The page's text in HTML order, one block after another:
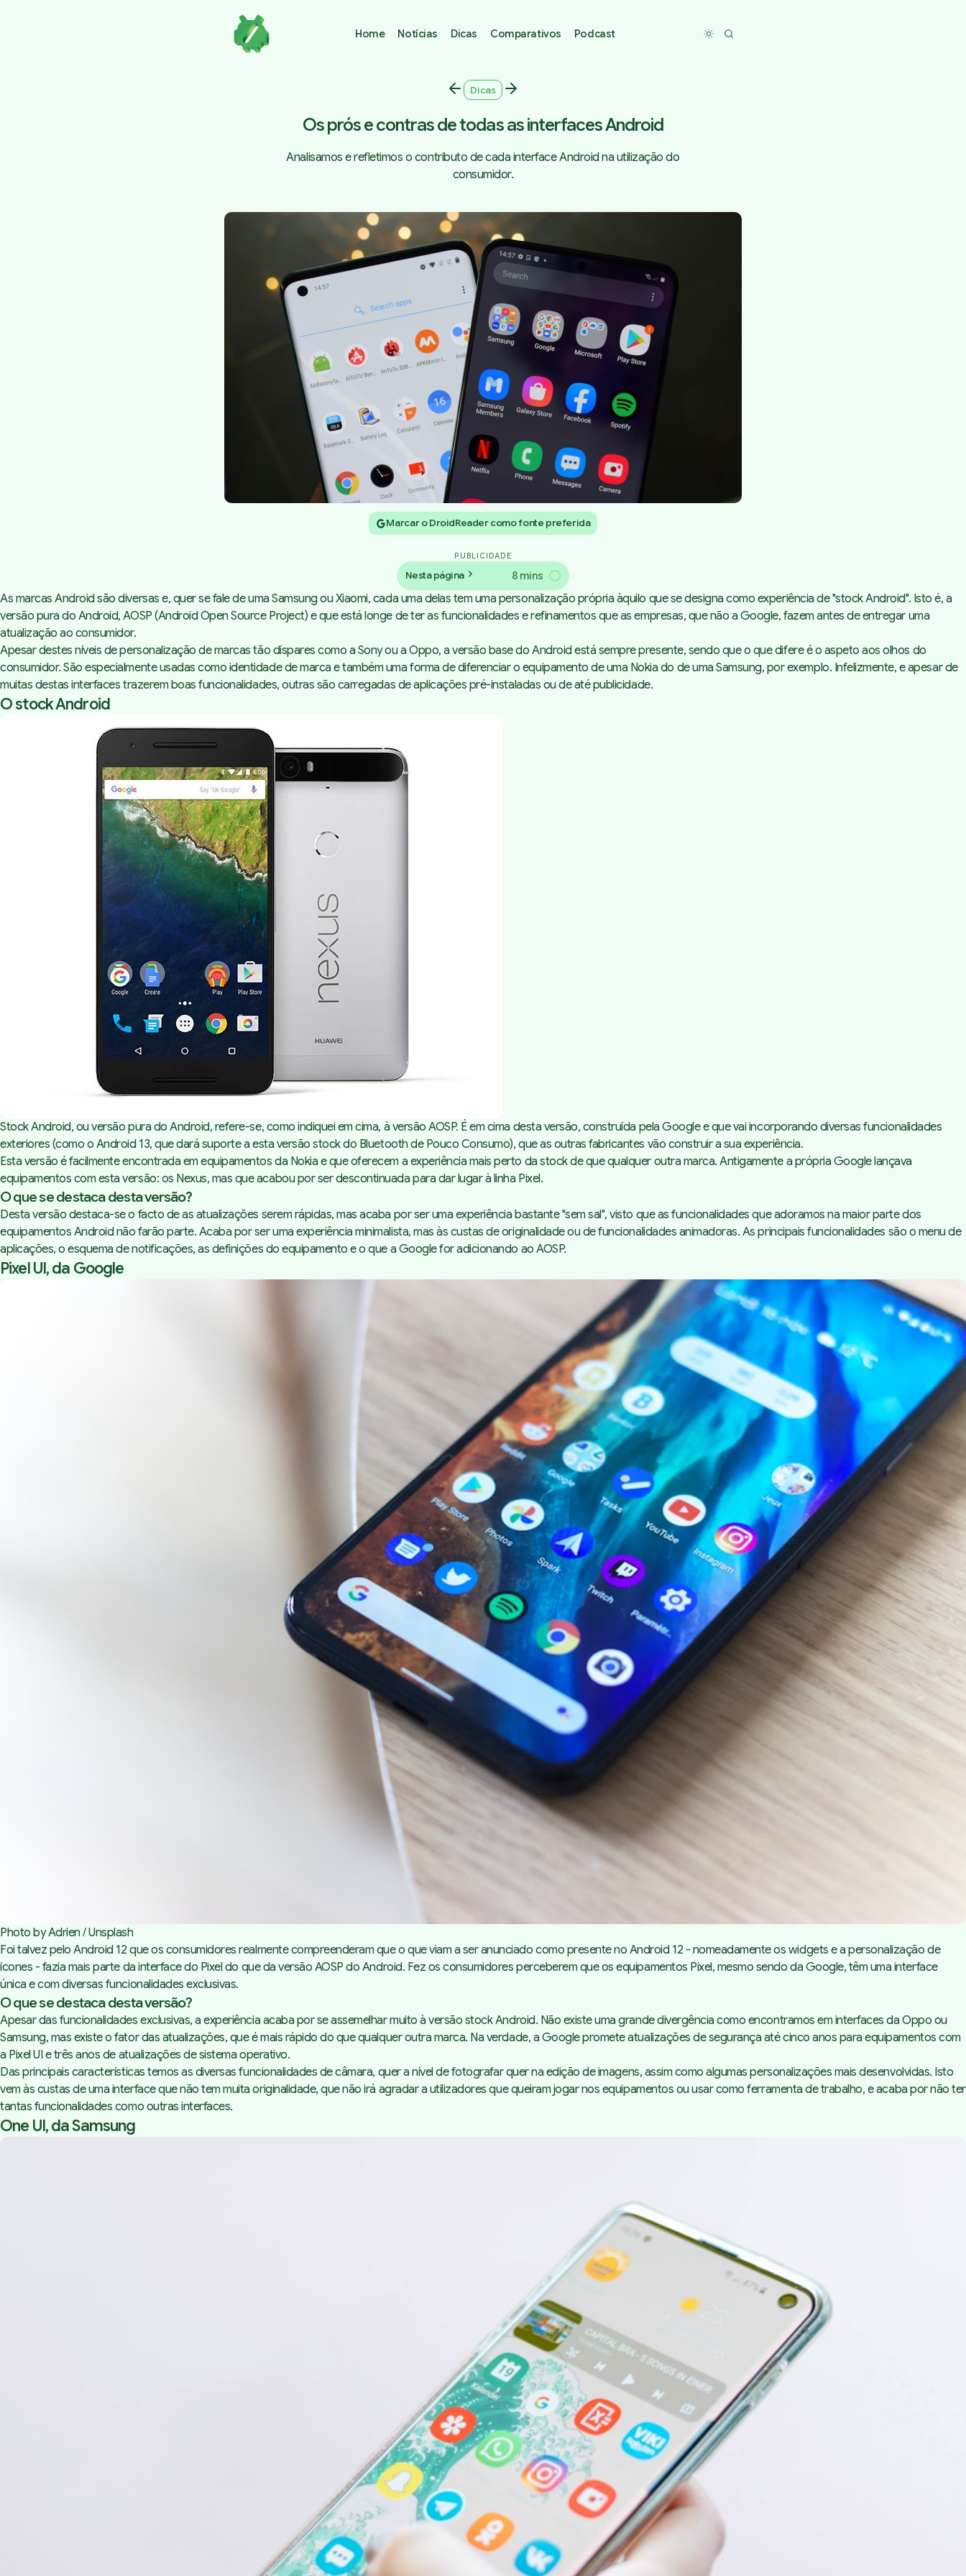
Home Notícias Dicas Comparativos Podcast Toggle dark mode
Dicas
Os prós e contras de todas as interfaces Android
Analisamos e refletimos o contributo de cada interface Android na utilização do
consumidor.
Marcar o DroidReader como fonte preferida
PUBLICIDADE
Nesta página 8 mins
O que se destaca desta
O que se destaca desta
versão?
As marcas Android são diversas e, quer se fale de uma Samsung ou Xiaomi, cada uma delas tem uma personalização própria àquilo que se designa como experiência de "stock Android". Isto é, a
versão pura do Android, AOSP (Android Open Source Project) e que está longe de ter as funcionalidades e refinamentos que as empresas, que não a Google, fazem antes de entregar uma
atualização ao consumidor.
Apesar destes níveis de personalização de marcas tão díspares como a Sony ou a Oppo, a versão base do Android está sempre presente, sendo que o que difere é o aspeto aos olhos do
consumidor. São especialmente usadas como identidade de marca e também uma forma de diferenciar o equipamento de uma Nokia do de uma Samsung, por exemplo. Infelizmente, e apesar de
muitas destas interfaces trazerem boas funcionalidades, outras são carregadas de aplicações pré-instaladas ou de até publicidade.
O stock Android
Stock Android, ou versão pura do Android, refere-se, como indiquei em cima, à versão AOSP. É em cima desta versão, construída pela Google e que vai incorporando diversas funcionalidades
exteriores (como o Android 13, que dará suporte a esta versão stock do Bluetooth de Pouco Consumo), que as outras fabricantes vão construir a sua experiência.
Esta versão é facilmente encontrada em equipamentos da Nokia e que oferecem a experiência mais perto da stock de que qualquer outra marca. Antigamente a própria Google lançava
equipamentos com esta versão: os Nexus, mas que acabou por ser descontinuada para dar lugar à linha Pixel.
O que se destaca desta versão?
Desta versão destaca-se o facto de as atualizações serem rápidas, mas acaba por ser uma experiência bastante "sem sal", visto que as funcionalidades que adoramos na maior parte dos
equipamentos Android não farão parte. Acaba por ser uma experiência minimalista, mas às custas de originalidade ou de funcionalidades animadoras. As principais funcionalidades são o menu de
aplicações, o esquema de notificações, as definições do equipamento e o que a Google for adicionando ao AOSP.
Pixel UI, da Google
Photo by Adrien / Unsplash
Foi talvez pelo Android 12 que os consumidores realmente compreenderam que o que viam a ser anunciado como presente no Android 12 - nomeadamente os widgets e a personalização de
ícones - fazia mais parte da interface do Pixel do que da versão AOSP do Android. Fez os consumidores perceberem que os equipamentos Pixel, mesmo sendo da Google, têm uma interface
única e com diversas funcionalidades exclusivas.
O que se destaca desta versão?
Apesar das funcionalidades exclusivas, a experiência acaba por se assemelhar muito à versão stock Android. Não existe uma grande divergência como encontramos em interfaces da Oppo ou
Samsung, mas existe o fator das atualizações, que é mais rápido do que qualquer outra marca. Na verdade, a Google promete atualizações de segurança até cinco anos para equipamentos com
a Pixel UI e três anos de atualizações de sistema operativo.
Das principais características temos as diversas funcionalidades de câmara, quer a nível de fotografar quer na edição de imagens, assim como algumas personalizações mais desenvolvidas. Isto
vem às custas de uma interface que não tem muita originalidade, que não irá agradar a utilizadores que queiram jogar nos equipamentos ou usar como ferramenta de trabalho, e acaba por não ter
tantas funcionalidades como outras interfaces.
One UI, da Samsung